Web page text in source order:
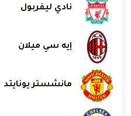
نادي ليفربول
إيه سي ميلان
مانشستر يونايتد